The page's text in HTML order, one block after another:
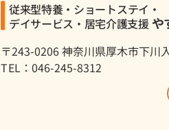
従来型特養・ショートステイ・
デイサービス・居宅介護支援 や
〒243-0206 神奈川県厚木市下川
TEL：046-245-8312